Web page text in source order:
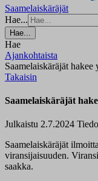
Saamelaiskäräjät
Hae...
Hae...
Hae
Ajankohtaista
Saamelaiskäräjät
Takaisin
Saamelaiskäräjät
Julkaistu 2.7.2024
Saamelaiskäräjät
viransijaisuuden.
saakka.